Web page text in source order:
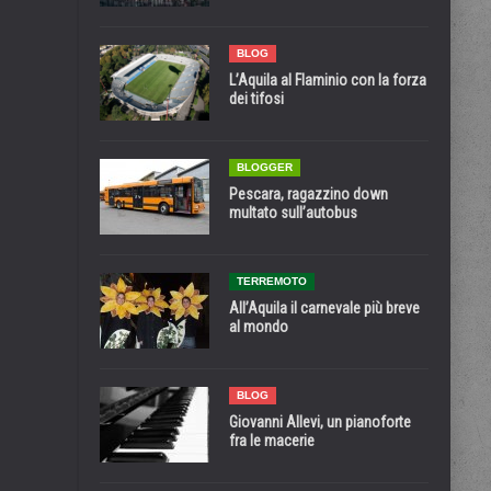
BLOG
L’Aquila al Flaminio con la forza
dei tifosi
BLOGGER
Pescara, ragazzino down
multato sull’autobus
TERREMOTO
All’Aquila il carnevale più breve
al mondo
BLOG
Giovanni Allevi, un pianoforte
fra le macerie